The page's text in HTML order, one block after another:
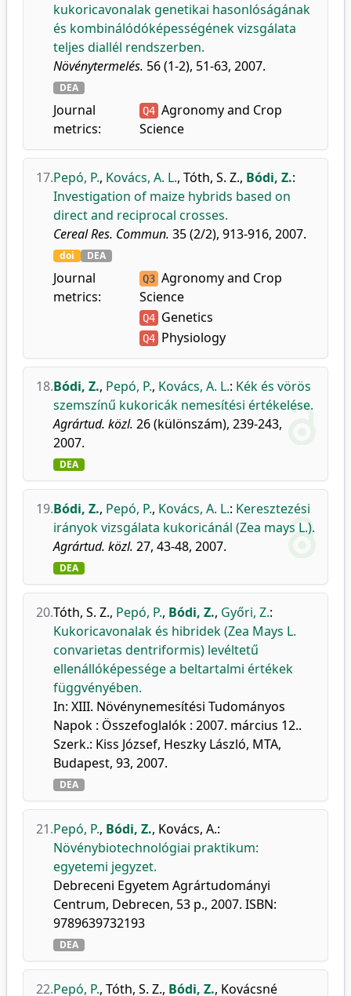
kukoricavonalak genetikai hasonlóságának
és kombinálódóképességének vizsgálata
teljes diallél rendszerben.
Növénytermelés. 56 (1-2), 51-63, 2007.
DEA
Journal
metrics:
Q4 Agronomy and Crop
Science
17.Pepó, P., Kovács, A. L., Tóth, S. Z., Bódi, Z.:
Investigation of maize hybrids based on
direct and reciprocal crosses.
Cereal Res. Commun. 35 (2/2), 913-916, 2007.
doi DEA
Journal
metrics:
Q3 Agronomy and Crop
Science
Q4 Genetics
Q4 Physiology
18.Bódi, Z., Pepó, P., Kovács, A. L.: Kék és vörös
szemszínű kukoricák nemesítési értékelése.
Agrártud. közl. 26 (különszám), 239-243,
2007.
DEA
19.Bódi, Z., Pepó, P., Kovács, A. L.: Keresztezési
irányok vizsgálata kukoricánál (Zea mays L.).
Agrártud. közl. 27, 43-48, 2007.
DEA
20.Tóth, S. Z., Pepó, P., Bódi, Z., Győri, Z.:
Kukoricavonalak és hibridek (Zea Mays L.
convarietas dentriformis) levéltetű
ellenállóképessége a beltartalmi értékek
függvényében.
In: XIII. Növénynemesítési Tudományos
Napok : Összefoglalók : 2007. március 12..
Szerk.: Kiss József, Heszky László, MTA,
Budapest, 93, 2007.
DEA
21.Pepó, P., Bódi, Z., Kovács, A.:
Növénybiotechnológiai praktikum:
egyetemi jegyzet.
Debreceni Egyetem Agrártudományi
Centrum, Debrecen, 53 p., 2007. ISBN:
9789639732193
DEA
22.Pepó, P., Tóth, S. Z., Bódi, Z., Kovácsné